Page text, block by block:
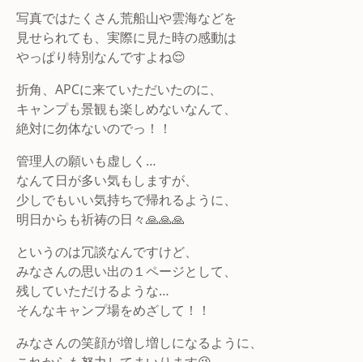
写真ではたくさん荒船山や雲海などを
見せられても、実際に見た時の感動は
やっぱり特別なんですよね😌
折角、APCに来ていただいたのに、
キャンプも景観も楽しめないなんて、
絶対に勿体ないのでっ！！
管理人の願いも虚しく…
なんて日が多い気もしますが、
少しでもいい気持ちで帰れるように、
明日からも祈祷の日々🙏🙏🙏
というのは冗談なんですけど、
みなさんの思い出の１ページとして、
残していただけるような…
そんなキャンプ場をめざして！！
みなさんの笑顔が増し増しになるように、